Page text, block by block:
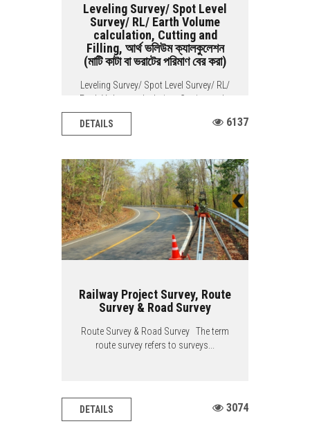
Leveling Survey/ Spot Level
Survey/ RL/ Earth Volume
calculation, Cutting and
Filling, আর্থ ভলিউম ক্যালকুলেশন
(মাটি কাটা বা ভরাটের পরিমাণ বের করা)
Leveling Survey/ Spot Level Survey/ RL/
Earth Volume calculation, Cutting and...
DETAILS 6137
Railway Project Survey, Route
Survey & Road Survey
Route Survey & Road Survey The term
route survey refers to surveys...
DETAILS 3074